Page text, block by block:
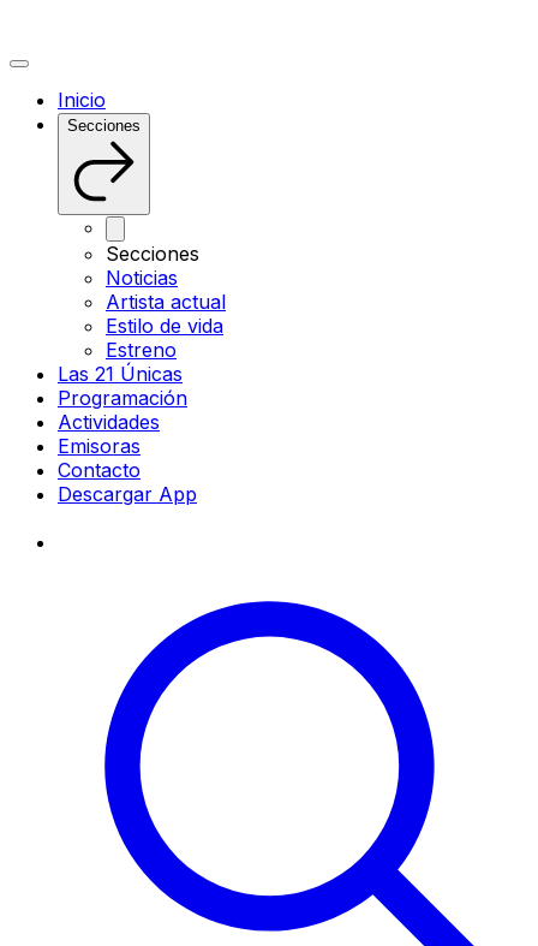
Inicio
Secciones
Secciones
Noticias
Artista actual
Estilo de vida
Estreno
Las 21 Únicas
Programación
Actividades
Emisoras
Contacto
Descargar App